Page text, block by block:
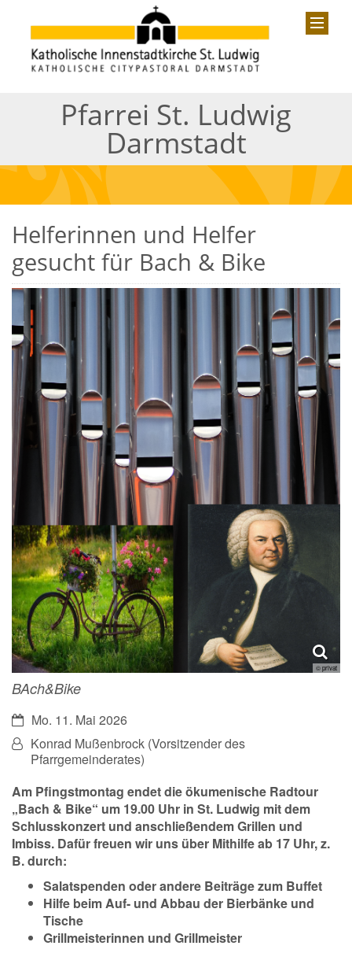
Pfarrei St. Ludwig
Darmstadt
Helferinnen und Helfer
gesucht für Bach & Bike
© privat
BAch&Bike
Datum:Mo. 11. Mai 2026
Von:Konrad Mußenbrock (Vorsitzender des
Pfarrgemeinderates)
Am Pfingstmontag endet die ökumenische Radtour
„Bach & Bike“ um 19.00 Uhr in St. Ludwig mit dem
Schlusskonzert und anschließendem Grillen und
Imbiss. Dafür freuen wir uns über Mithilfe ab 17 Uhr, z.
B. durch:
Salatspenden oder andere Beiträge zum Buffet
Hilfe beim Auf- und Abbau der Bierbänke und
Tische
Grillmeisterinnen und Grillmeister